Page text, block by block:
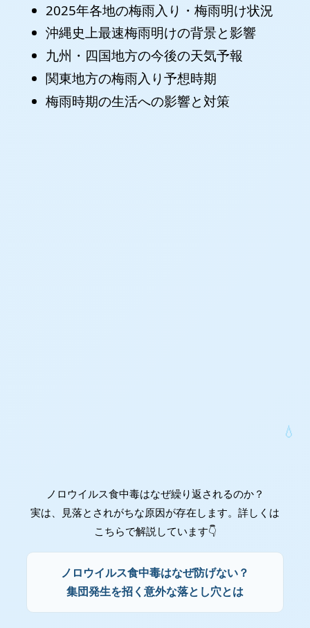
2025年各地の梅雨入り・梅雨明け状況
沖縄史上最速梅雨明けの背景と影響
九州・四国地方の今後の天気予報
関東地方の梅雨入り予想時期
梅雨時期の生活への影響と対策
ノロウイルス食中毒はなぜ繰り返されるのか？
実は、見落とされがちな原因が存在します。詳しくは
こちらで解説しています👇
ノロウイルス食中毒はなぜ防げない？
集団発生を招く意外な落とし穴とは